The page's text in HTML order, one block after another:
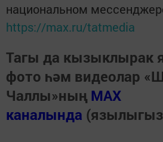
национальном
https://max.ru/tatmedia
Тагы да кызыклырак
фото һәм видеолар
Чаллы»ның MAX
каналында